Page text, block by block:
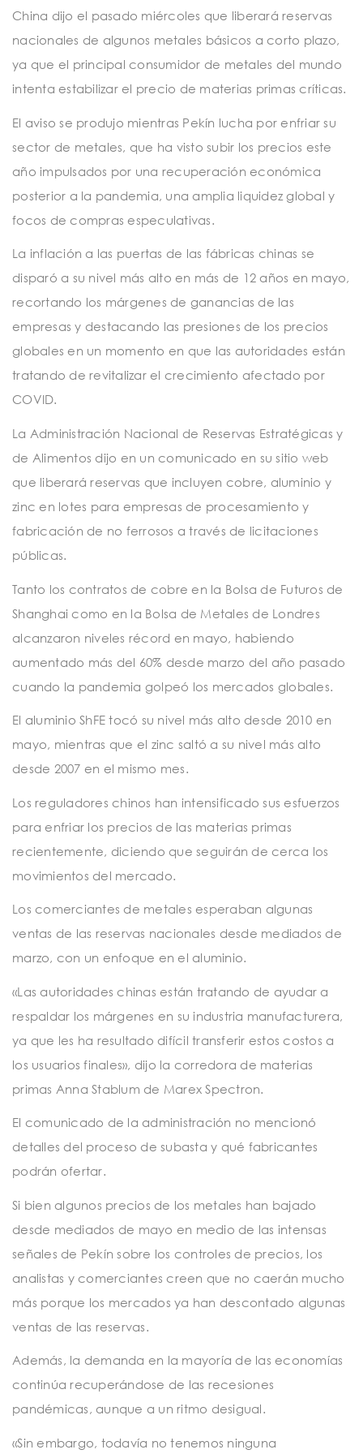
n
China dijo el pasado miércoles que liberará reservas
nacionales de algunos metales básicos a corto plazo,
ya que el principal consumidor de metales del mundo
intenta estabilizar el precio de materias primas críticas.
El aviso se produjo mientras Pekín lucha por enfriar su
sector de metales, que ha visto subir los precios este
año impulsados ​​por una recuperación económica
posterior a la pandemia, una amplia liquidez global y
focos de compras especulativas.
La inflación a las puertas de las fábricas chinas se
disparó a su nivel más alto en más de 12 años en mayo,
recortando los márgenes de ganancias de las
empresas y destacando las presiones de los precios
globales en un momento en que las autoridades están
tratando de revitalizar el crecimiento afectado por
COVID.
La Administración Nacional de Reservas Estratégicas y
de Alimentos dijo en un comunicado en su sitio web
que liberará reservas que incluyen cobre, aluminio y
zinc en lotes para empresas de procesamiento y
fabricación de no ferrosos a través de licitaciones
públicas.
Tanto los contratos de cobre en la Bolsa de Futuros de
Shanghai como en la Bolsa de Metales de Londres
alcanzaron niveles récord en mayo, habiendo
aumentado más del 60% desde marzo del año pasado
cuando la pandemia golpeó los mercados globales.
El aluminio ShFE tocó su nivel más alto desde 2010 en
mayo, mientras que el zinc saltó a su nivel más alto
desde 2007 en el mismo mes.
Los reguladores chinos han intensificado sus esfuerzos
para enfriar los precios de las materias primas
recientemente, diciendo que seguirán de cerca los
movimientos del mercado.
Los comerciantes de metales esperaban algunas
ventas de las reservas nacionales desde mediados de
marzo, con un enfoque en el aluminio.
«Las autoridades chinas están tratando de ayudar a
respaldar los márgenes en su industria manufacturera,
ya que les ha resultado difícil transferir estos costos a
los usuarios finales», dijo la corredora de materias
primas Anna Stablum de Marex Spectron.
El comunicado de la administración no mencionó
detalles del proceso de subasta y qué fabricantes
podrán ofertar.
Si bien algunos precios de los metales han bajado
desde mediados de mayo en medio de las intensas
señales de Pekín sobre los controles de precios, los
analistas y comerciantes creen que no caerán mucho
más porque los mercados ya han descontado algunas
ventas de las reservas.
Además, la demanda en la mayoría de las economías
continúa recuperándose de las recesiones
pandémicas, aunque a un ritmo desigual.
«Sin embargo, todavía no tenemos ninguna